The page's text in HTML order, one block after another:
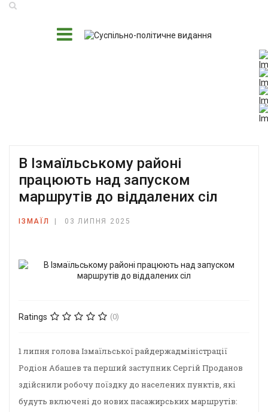
В Ізмаїльському районі
працюють над запуском
маршрутів до віддалених сіл
ІЗМАЇЛ 03 ЛИПНЯ 2025
Ratings (0)
1 липня голова Ізмаїльської райдержадміністрації
Родіон Абашев та перший заступник Сергій Проданов
здійснили робочу поїздку до населених пунктів, які
будуть включені до нових пасажирських маршрутів: